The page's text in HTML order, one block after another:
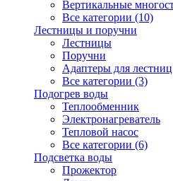
Вертикальные
Все категории (10)
Лестницы и поручни
Лестницы
Поручни
Адаптеры для лестниц
Все категории (3)
Подогрев воды
Теплообменник
Электронагреватель
Тепловой насос
Все категории (6)
Подсветка воды
Прожектор